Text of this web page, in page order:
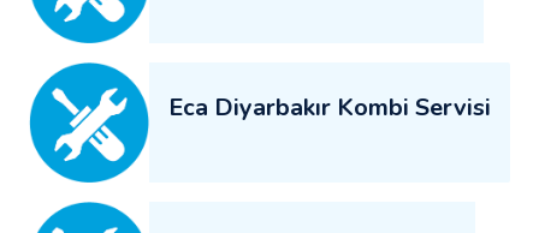
Eca Diyarbakır Kombi Servisi